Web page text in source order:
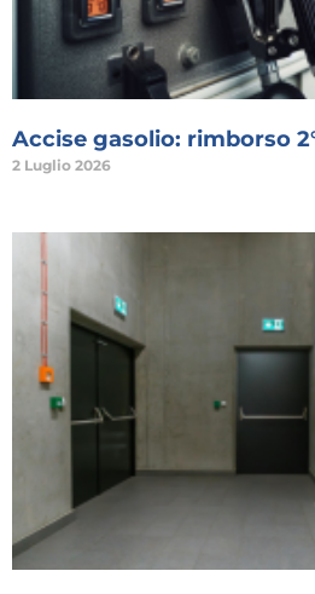
Accise gasolio: rimborso
2 Luglio 2026